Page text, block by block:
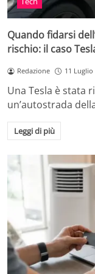
Quando fidarsi
rischio: il caso
Redazione 11 Luglio
Una Tesla è stata
un’autostrada
Leggi di più